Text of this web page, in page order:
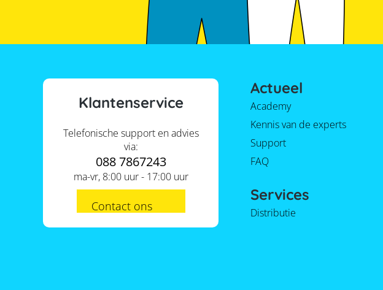
Klantenservice
Telefonische support en advies
via:
088 7867243
ma-vr, 8:00 uur - 17:00 uur
Contact ons
Actueel
Academy
Kennis van de experts
Support
FAQ
Services
Distributie